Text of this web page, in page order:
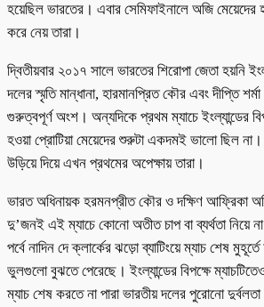
হয়েছিল ভারতের। এবার সেমিফাইনালে অজি মেয়েদের
করে নেয় তারা।
দ্বিতীয়বার ২০১৭ সালে ভারতের শিরোপা জেতা হয়নি
দলের স্মৃতি মান্ধানা, হারমানপ্রিত কৌর এবং দীপ্তি
গুরুত্বপূর্ণ অংশ। অন্যদিকে প্রথম ম্যাচে ইংল্যান্ডের
হওয়া প্রোটিয়া মেয়েদের শুরুটা একদমই ভালো ছিল
উড়িয়ে দিয়ে এখন প্রথমের অপেক্ষায় তারা।
ভারত অধিনায়ক হরমনপ্রীত কৌর ও দক্ষিণ আফ্রিকা
দু’জনই এই ম্যাচে কোনো অতীত চাপ বা ব্যর্থতা নিয়ে
পর্বে নাদিন দে ক্লার্কের ঝড়ো ব্যাটিংয়ে ম্যাচ শেষ
ভুলগুলো বুঝতে পেরেছে। ইংল্যান্ডের বিপক্ষে
ম্যাচ শেষ করতে না পারা ভারতীয় দলের পুরোনো